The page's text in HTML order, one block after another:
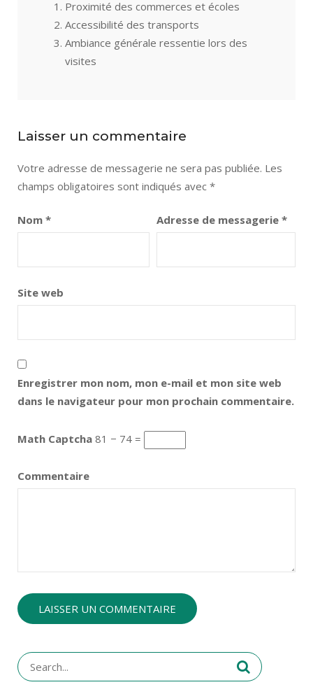
Proximité des commerces et écoles
Accessibilité des transports
Ambiance générale ressentie lors des
visites
Laisser un commentaire
Votre adresse de messagerie ne sera pas publiée. Les
champs obligatoires sont indiqués avec *
Nom * Adresse de messagerie *
Site web
Enregistrer mon nom, mon e-mail et mon site web
dans le navigateur pour mon prochain commentaire.
Math Captcha 81 − 74 =
Commentaire
Search
for: